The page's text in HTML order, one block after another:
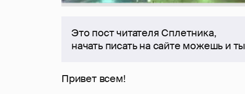
Это пост читателя Сплетника,
начать писать на сайте можешь и ты
Привет всем!